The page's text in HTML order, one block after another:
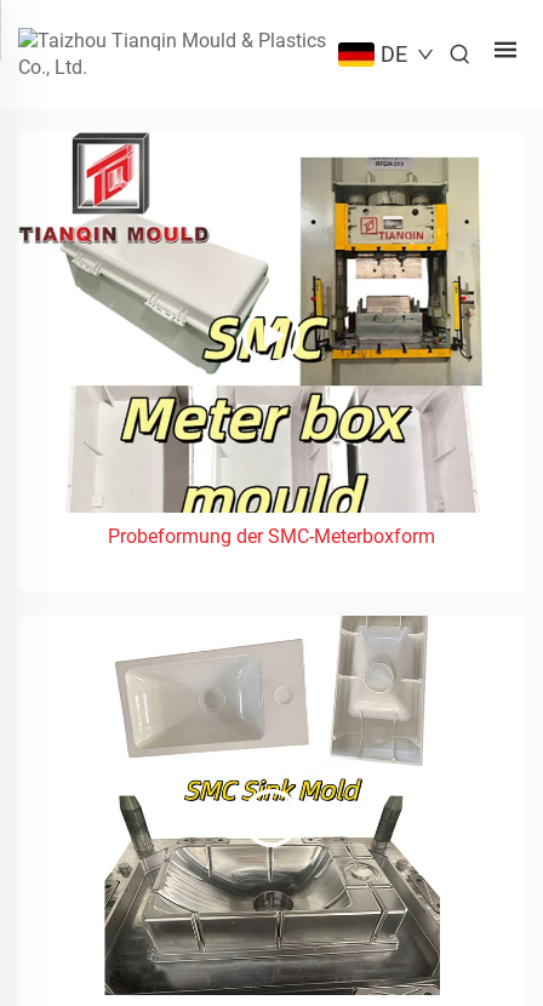
DE
Probeformung der SMC-Meterboxform